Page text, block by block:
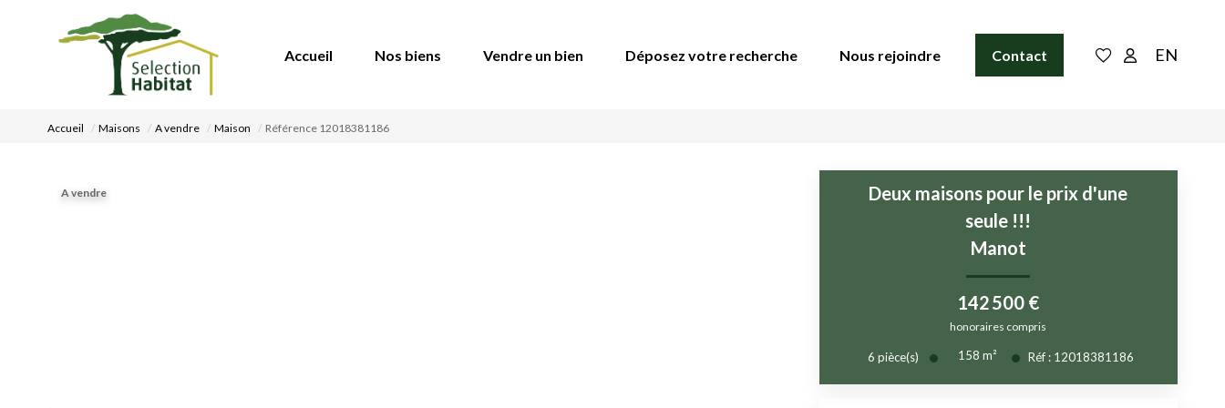
Accueil Nos biens Vendre un bien Déposez votre recherche Nous rejoindre Contact EN
Accueil Maisons A vendre Maison Référence 12018381186
A vendre
Deux maisons pour le prix d'une
seule !!!
Manot
142 500 €
honoraires compris
6pièce(s) 158m² Réf : 12018381186